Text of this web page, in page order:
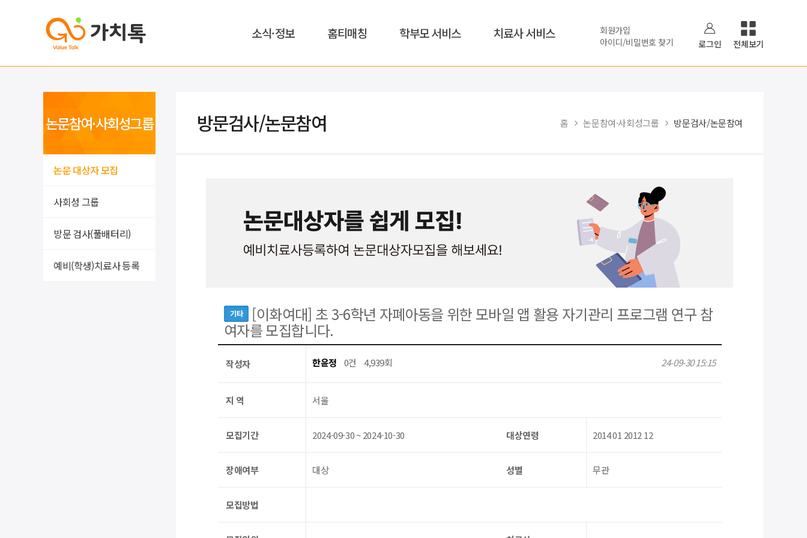
소식·정보 홈티매칭 학부모 서비스 치료사 서비스
회원가입
아이디/비밀번호 찾기
로그인 전체보기
논문참여·사회성그룹
논문 대상자 모집
사회성 그룹
방문 검사(풀배터리)
예비(학생)치료사 등록
방문검사/논문참여 홈 논문참여·사회성그룹 방문검사/논문참여
기타 [이화여대] 초 3-6학년 자폐아동을 위한 모바일 앱 활용 자기관리 프로그램 연구 참
여자를 모집합니다.
작성자 한윤정 0건 4,939회 24-09-30 15:15
지 역 서울
모집기간 2024-09-30 ~ 2024-10-30 대상연령 2014 01 2012 12
장애여부 대상 성별 무관
모집방법